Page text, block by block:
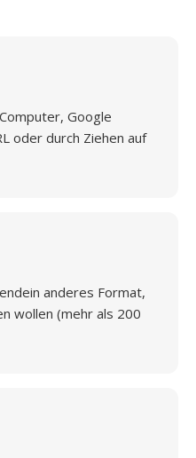
Google
oder durch Ziehen auf
anderes Format,
wollen (mehr als 200